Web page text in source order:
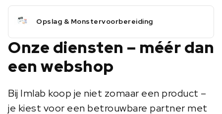
Opslag & Monstervoorbereiding
Onze diensten – méér dan
een webshop
Bij Imlab koop je niet zomaar een product –
je kiest voor een betrouwbare partner met